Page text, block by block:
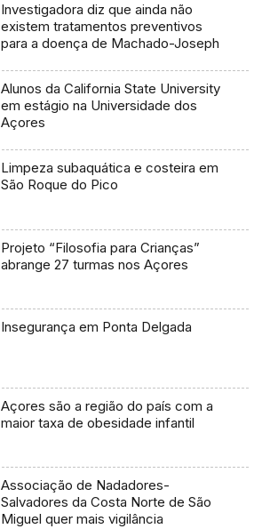
Investigadora diz que ainda não
existem tratamentos preventivos
para a doença de Machado-Joseph
Alunos da California State University
em estágio na Universidade dos
Açores
Limpeza subaquática e costeira em
São Roque do Pico
Projeto “Filosofia para Crianças”
abrange 27 turmas nos Açores
Insegurança em Ponta Delgada
Açores são a região do país com a
maior taxa de obesidade infantil
Associação de Nadadores-
Salvadores da Costa Norte de São
Miguel quer mais vigilância